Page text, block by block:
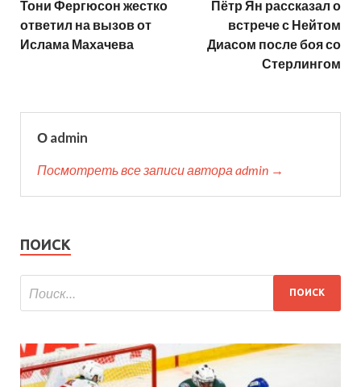
Тони Фергюсон жестко
ответил на вызов от
Ислама Махачева
Пётр Ян рассказал о
встрече с Нейтом
Диасом после боя со
Стерлингом
О admin
Посмотреть все записи автора admin →
ПОИСК